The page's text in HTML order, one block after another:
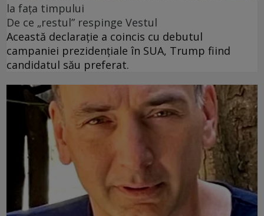
la fața timpului
De ce „restul” respinge Vestul
Această declarație a coincis cu debutul
campaniei prezidențiale în SUA, Trump fiind
candidatul său preferat.